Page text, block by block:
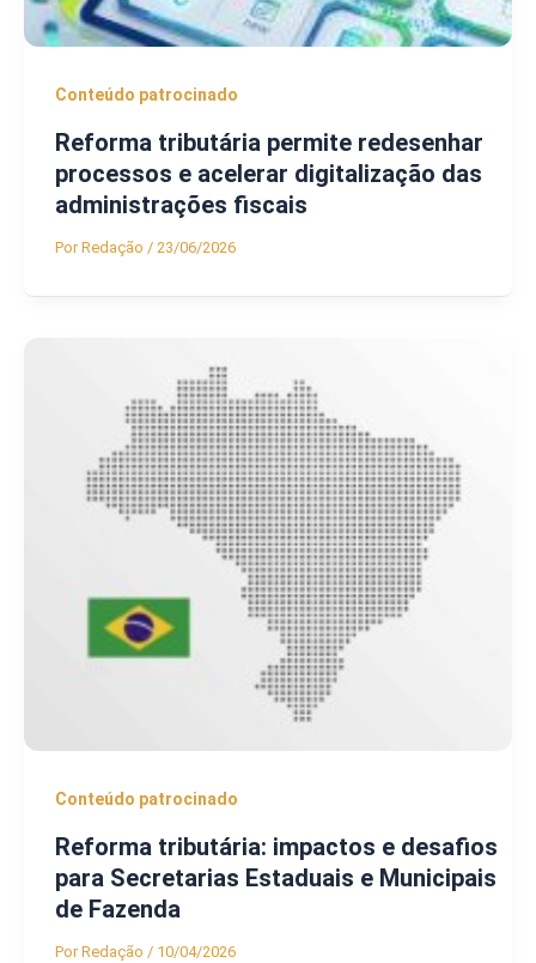
Conteúdo patrocinado
Reforma tributária permite redesenhar
processos e acelerar digitalização das
administrações fiscais
PorRedação / 23/06/2026
Conteúdo patrocinado
Reforma tributária: impactos e desafios
para Secretarias Estaduais e Municipais
de Fazenda
PorRedação / 10/04/2026